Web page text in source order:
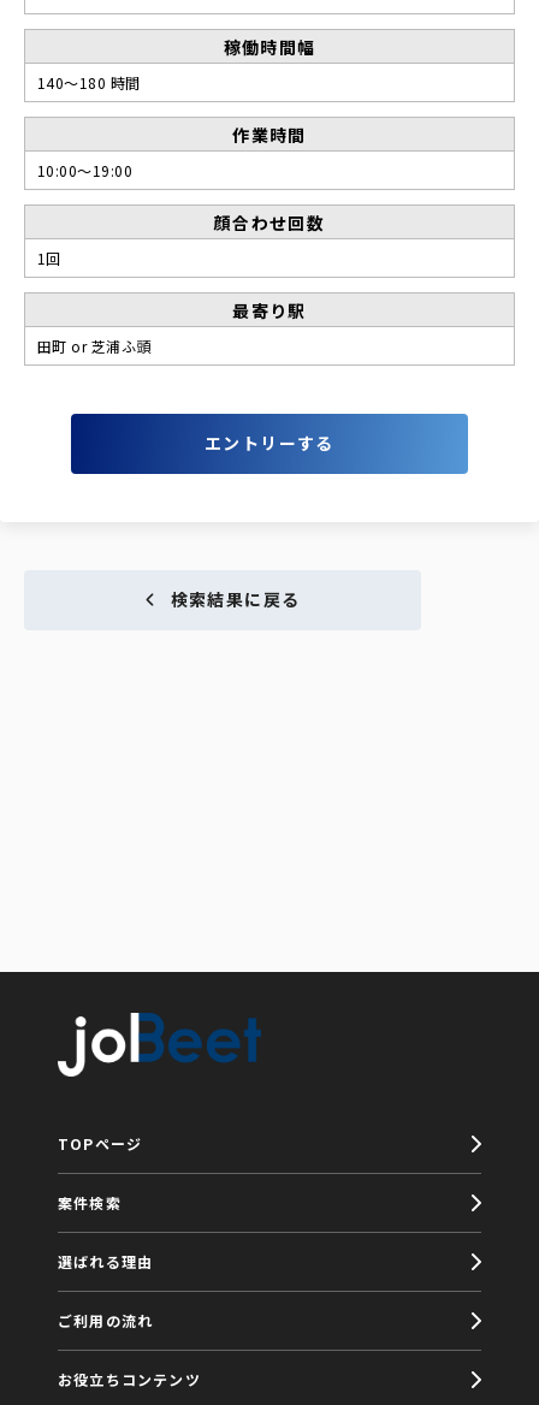
稼働時間幅
140～180 時間
作業時間
10:00～19:00
顔合わせ回数
1回
最寄り駅
田町 or 芝浦ふ頭
エントリーする
検索結果に戻る
TOPページ
案件検索
選ばれる理由
ご利用の流れ
お役立ちコンテンツ